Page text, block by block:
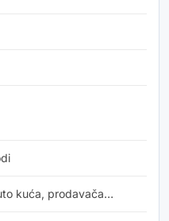
kuća, prodavača…